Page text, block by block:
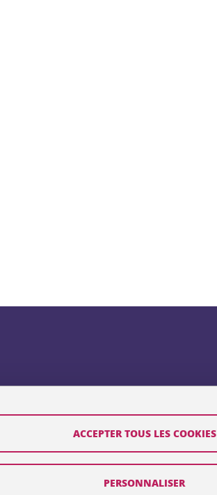
ACCEPTER TOUS LES COOKIES
PERSONNALISER